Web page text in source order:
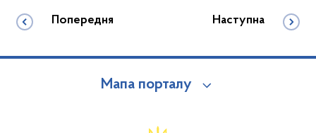
Попередня Наступна
Мапа порталу